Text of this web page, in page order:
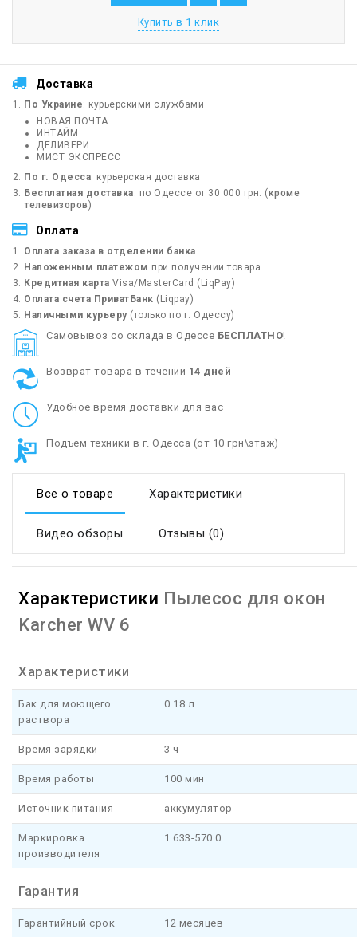
Купить в 1 клик
Доставка
По Украине: курьерскими службами
НОВАЯ ПОЧТА
ИНТАЙМ
ДЕЛИВЕРИ
МИСТ ЭКСПРЕСС
По г. Одесса: курьерская доставка
Бесплатная доставка: по Одессе от 30 000 грн. (кроме
телевизоров)
Оплата
Оплата заказа в отделении банка
Наложенным платежом при получении товара
Кредитная карта Visa/MasterCard (LiqPay)
Оплата счета ПриватБанк (Liqpay)
Наличными курьеру(только по г. Одессу)
Cамовывоз со склада в Одессе БЕСПЛАТНО!
Возврат товара в течении 14 дней
Удобное время доставки для вас
Подъем техники в г. Одесса (от 10 грн\этаж)
Все о товаре Характеристики
Видео обзоры Отзывы (0)
Характеристики Пылесос для окон
Karcher WV 6
Характеристики
Бак для моющего
раствора
0.18 л
Время зарядки 3 ч
Время работы 100 мин
Источник питания аккумулятор
Маркировка
производителя
1.633-570.0
Гарантия
Гарантийный срок 12 месяцев